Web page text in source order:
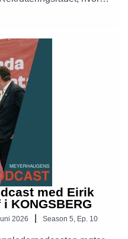
Bjørke, lederen av Oslo
de om hvordan Oslo
som kreves for å
et tydelig
man bygger tillit,
skaper tilhørighet i en
med Eirik
KONGSBERG
2026 Season 5 Ep. 10